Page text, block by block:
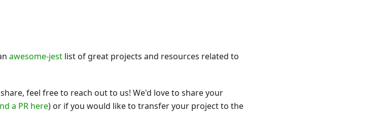
awesome-jest list of great projects and resources related to
feel free to reach out to us! We'd love to share your
a PR here) or if you would like to transfer your project to the